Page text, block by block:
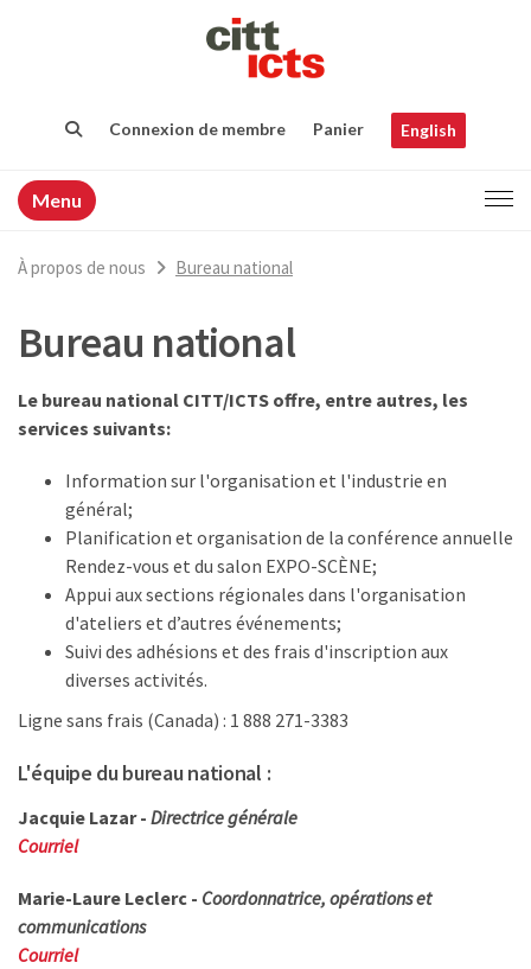
Connexion de membre Panier English
Menu
À propos de nous Bureau national
Bureau national
Le bureau national CITT/ICTS offre, entre autres, les
services suivants:
Information sur l'organisation et l'industrie en
général;
Planification et organisation de la conférence annuelle
Rendez-vous et du salon EXPO-SCÈNE;
Appui aux sections régionales dans l'organisation
d'ateliers et d’autres événements;
Suivi des adhésions et des frais d'inscription aux
diverses activités.
Ligne sans frais (Canada) : 1 888 271-3383
L'équipe du bureau national :
Jacquie Lazar - Directrice générale
Courriel
Marie-Laure Leclerc - Coordonnatrice, opérations et
communications
Courriel